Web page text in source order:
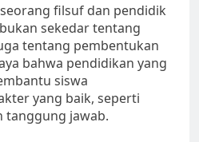
filsuf dan pendidik
sekedar tentang
tentang pembentukan
bahwa pendidikan yang
siswa
yang baik, seperti
tanggung jawab.